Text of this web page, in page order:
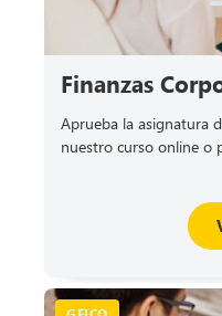
Finanzas
Aprueba la asignatura
nuestro curso online o